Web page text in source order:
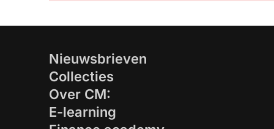
Nieuwsbrieven
Collecties
Over CM:
E-learning